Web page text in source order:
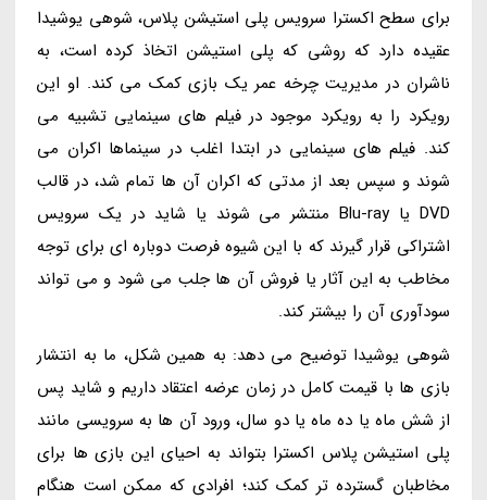
برای سطح اکسترا سرویس پلی استیشن پلاس، شوهی یوشیدا
عقیده دارد که روشی که پلی استیشن اتخاذ کرده است، به
ناشران در مدیریت چرخه عمر یک بازی کمک می کند. او این
رویکرد را به رویکرد موجود در فیلم های سینمایی تشبیه می
کند. فیلم های سینمایی در ابتدا اغلب در سینماها اکران می
شوند و سپس بعد از مدتی که اکران آن ها تمام شد، در قالب
DVD یا Blu-ray منتشر می شوند یا شاید در یک سرویس
اشتراکی قرار گیرند که با این شیوه فرصت دوباره ای برای توجه
مخاطب به این آثار یا فروش آن ها جلب می شود و می تواند
سودآوری آن را بیشتر کند.
شوهی یوشیدا توضیح می دهد: به همین شکل، ما به انتشار
بازی ها با قیمت کامل در زمان عرضه اعتقاد داریم و شاید پس
از شش ماه یا ده ماه یا دو سال، ورود آن ها به سرویسی مانند
پلی استیشن پلاس اکسترا بتواند به احیای این بازی ها برای
مخاطبان گسترده تر کمک کند؛ افرادی که ممکن است هنگام